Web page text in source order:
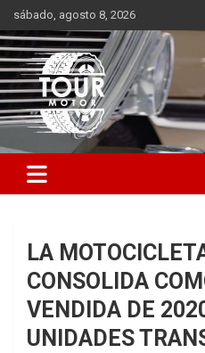
Saltar
al
contenido
sábado, agosto 8, 2026
Tour Motor
Plataforma de contenido
LA
CONSOLIDA
VENDIDA DE
UNIDADES